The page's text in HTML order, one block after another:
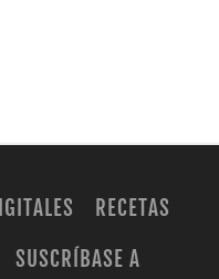
RECETAS
SUSCRÍBASE A